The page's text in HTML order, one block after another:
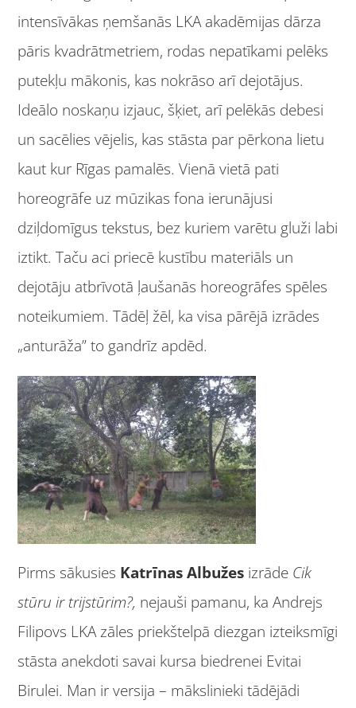
intensīvākas ņemšanās LKA akadēmijas dārza
pāris kvadrātmetriem, rodas nepatīkami pelēks
putekļu mākonis, kas nokrāso arī dejotājus.
Ideālo noskaņu izjauc, šķiet, arī pelēkās debesi
un sacēlies vējelis, kas stāsta par pērkona lietu
kaut kur Rīgas pamalēs. Vienā vietā pati
horeogrāfe uz mūzikas fona ierunājusi
dziļdomīgus tekstus, bez kuriem varētu gluži labi
iztikt. Taču aci priecē kustību materiāls un
dejotāju atbrīvotā ļaušanās horeogrāfes spēles
noteikumiem. Tādēļ žēl, ka visa pārējā izrādes
„anturāža” to gandrīz apdēd.
Pirms sākusies Katrīnas Albužes izrāde Cik
stūru ir trijstūrim?, nejauši pamanu, ka Andrejs
Filipovs LKA zāles priekštelpā diezgan izteiksmīgi
stāsta anekdoti savai kursa biedrenei Evitai
Birulei. Man ir versija – mākslinieki tādējādi